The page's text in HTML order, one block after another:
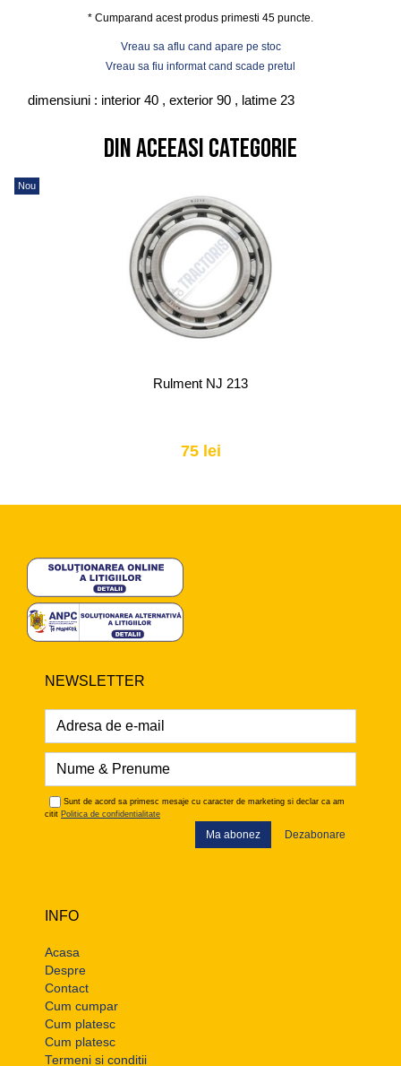
* Cumparand acest produs primesti 45 puncte.
Vreau sa aflu cand apare pe stoc
Vreau sa fiu informat cand scade pretul
dimensiuni : interior 40 , exterior 90 , latime 23
Din aceeasi categorie
Nou
Rulment NJ 213
75 lei
NEWSLETTER
Sunt de acord sa primesc mesaje cu caracter de marketing si declar ca am
citit Politica de confidentialitate
Ma abonez Dezabonare
INFO
Acasa
Despre
Contact
Cum cumpar
Cum platesc
Cum platesc
Termeni si conditii